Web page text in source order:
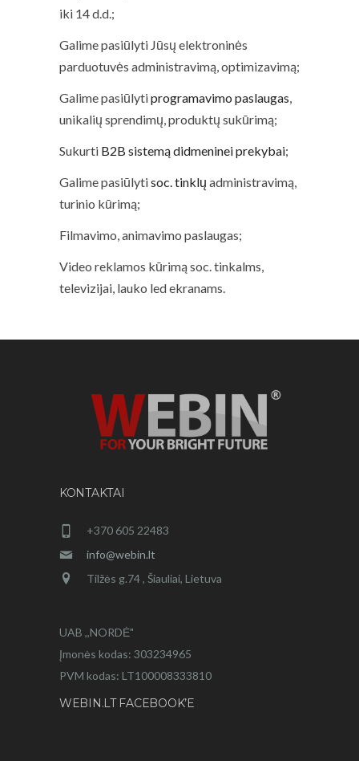
iki 14 d.d.;
Galime pasiūlyti Jūsų elektroninės
parduotuvės administravimą, optimizavimą;
Galime pasiūlytiprogramavimo paslaugas
unikalių sprendimų, produktų sukūrimą;
Sukurti B2B sistemą didmeninei prekybai;
Galime pasiūlytisoc. tinklų administravimą,
turinio kūrimą;
Filmavimo, animavimo paslaugas;
Video reklamos kūrimą soc. tinkalms,
televizijai, lauko led ekranams.
KONTAKTAI
+370 605 22483
info@webin.lt
Tilžės g.74 , Šiauliai, Lietuva
UAB ,,NORDĖ"
Įmonės kodas: 303234965
PVM kodas: LT100008333810
WEBIN.LT FACEBOOK’E